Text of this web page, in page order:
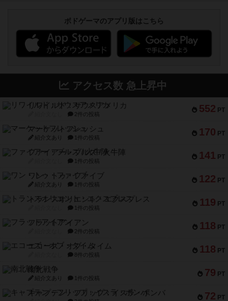
ボドゲーマのアプリ版はこちら
アクセス数 急上昇中
552 PT
リワイルド：サウスアメリカ
2件の投稿
170 PT
マーケットフレッシュ
紹介文あり 1件の投稿
141 PT
ファイアー・ブルズ / 火牛陣
1件の投稿
122 PT
ワン・トゥ・ファイブ
紹介文あり 1件の投稿
119 PT
トランスオリエント・エクスプレス
1件の投稿
118 PT
フラットアイアン
2件の投稿
118 PT
エコーズ・オブ・タイム
8件の投稿
79 PT
南北戦争
紹介文あり 1件の投稿
72 PT
キャプテン・フリップ：イスラ・ボンバ